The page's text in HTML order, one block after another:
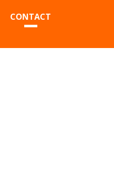
CONTACT